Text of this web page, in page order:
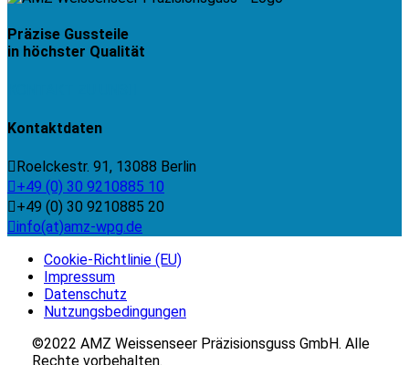
Präzise Gussteile
in höchster Qualität
Kontaktdaten
Roelckestr. 91, 13088 Berlin
+49 (0) 30 9210885 10
+49 (0) 30 9210885 20
info(at)amz-wpg.de
Cookie-Richtlinie (EU)
Impressum
Datenschutz
Nutzungs­bedingungen
©2022 AMZ Weissenseer Präzisionsguss GmbH. Alle
Rechte vorbehalten.